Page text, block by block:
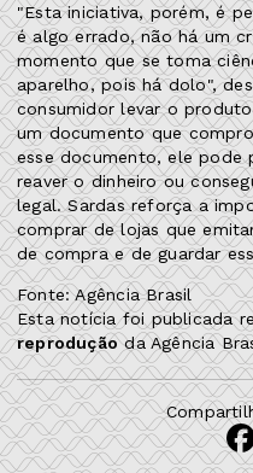
"Esta iniciativa, porém, é
é algo errado, não há um
momento que se toma
aparelho, pois há dolo",
consumidor levar o
um documento que
esse documento, ele pode
reaver o dinheiro ou
legal. Sardas reforça a
comprar de lojas que
de compra e de guardar
Fonte: Agência Brasil
Esta notícia foi publicada
reproduçãoda Agência